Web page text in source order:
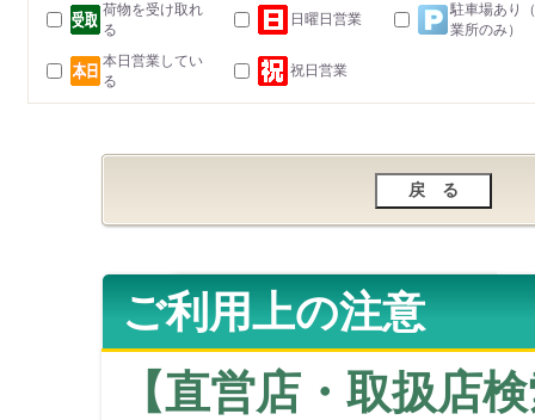
荷物を受け取れ
る
日曜日営業
駐車場あり
業所のみ）
本日営業してい
る
祝日営業
ご利用上の注意
【直営店・取扱店